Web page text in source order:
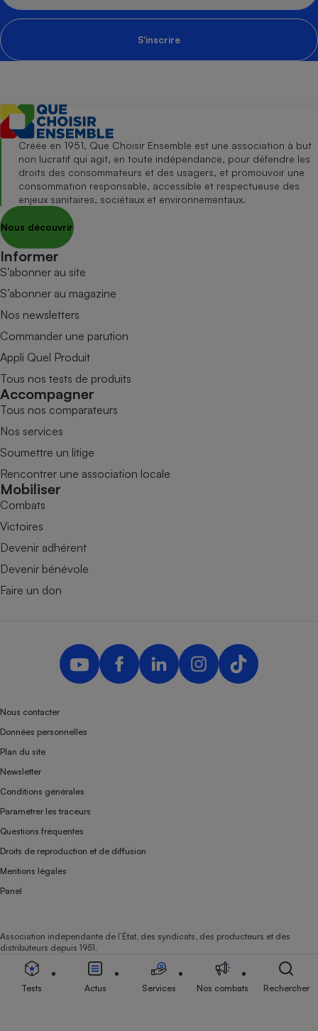
S'inscrire
Créée en 1951, Que Choisir Ensemble est une association à but
non lucratif qui agit, en toute indépendance, pour défendre les
droits des consommateurs et des usagers, et promouvoir une
consommation responsable, accessible et respectueuse des
enjeux sanitaires, sociétaux et environnementaux.
Nous découvrir
Informer
S’abonner au site
S’abonner au magazine
Nos newsletters
Commander une parution
Appli Quel Produit
Tous nos tests de produits
Accompagner
Tous nos comparateurs
Nos services
Soumettre un litige
Rencontrer une association locale
Mobiliser
Combats
Victoires
Devenir adhérent
Devenir bénévole
Faire un don
Nous contacter
Données personnelles
Plan du site
Newsletter
Conditions générales
Paramétrer les traceurs
Questions fréquentes
Droits de reproduction et de diffusion
Mentions légales
Panel
Association indépendante de l’État, des syndicats, des producteurs et des
distributeurs depuis 1951.
Tests Actus Services Nos combats Rechercher